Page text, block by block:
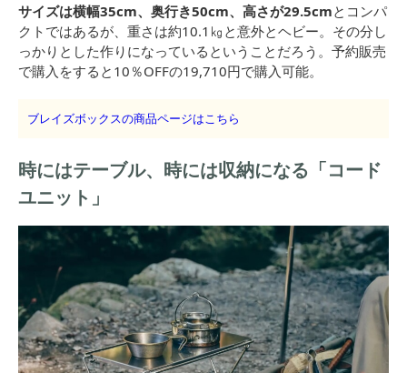
サイズは横幅35cm、奥行き50cm、高さが29.5cmとコンパ
クトではあるが、重さは約10.1㎏と意外とヘビー。その分し
っかりとした作りになっているということだろう。予約販売
で購入をすると10％OFFの19,710円で購入可能。
ブレイズボックスの商品ページはこちら
時にはテーブル、時には収納になる「コード
ユニット」